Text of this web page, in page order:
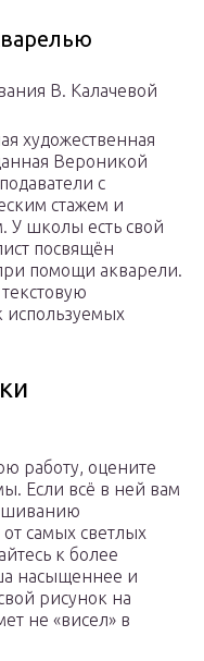
В. Калачевой
художественная
Вероникой
с
стажем и
У школы есть свой
посвящён
помощи акварели.
используемых
работу, оцените
Если всё в ней вам
самых светлых
к более
насыщеннее и
рисунок на
не «висел» в